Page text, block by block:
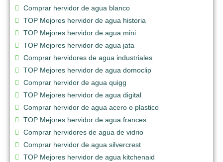
Comprar hervidor de agua blanco
TOP Mejores hervidor de agua historia
TOP Mejores hervidor de agua mini
TOP Mejores hervidor de agua jata
Comprar hervidores de agua industriales
TOP Mejores hervidor de agua domoclip
Comprar hervidor de agua quigg
TOP Mejores hervidor de agua digital
Comprar hervidor de agua acero o plastico
TOP Mejores hervidor de agua frances
Comprar hervidores de agua de vidrio
Comprar hervidor de agua silvercrest
TOP Mejores hervidor de agua kitchenaid